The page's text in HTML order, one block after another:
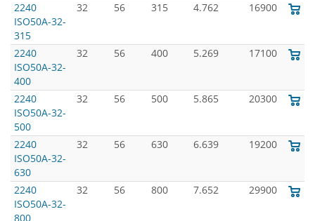
2240
ISO50A-32-
315
32 56 315 4.762 16900
2240
ISO50A-32-
400
32 56 400 5.269 17100
2240
ISO50A-32-
500
32 56 500 5.865 20300
2240
ISO50A-32-
630
32 56 630 6.639 19200
2240
ISO50A-32-
800
32 56 800 7.652 29900